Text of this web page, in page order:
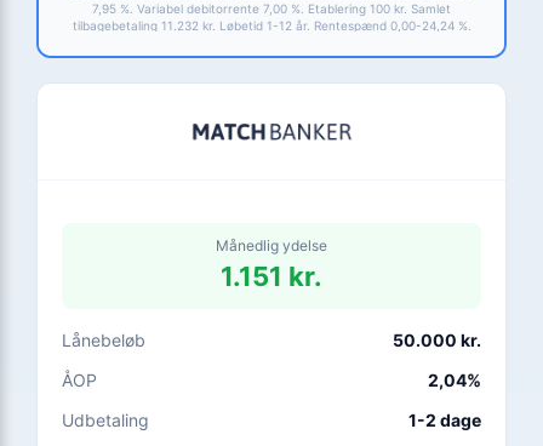
7,95 %. Variabel debitorrente 7,00 %. Etablering 100 kr. Samlet
tilbagebetaling 11.232 kr. Løbetid 1-12 år. Rentespænd 0,00-24,24 %.
Månedlig ydelse
1.151 kr.
Lånebeløb
50.000 kr.
ÅOP
2,04%
Udbetaling
1-2 dage